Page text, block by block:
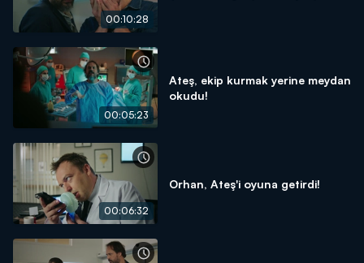
00:10:28
00:05:23
Ateş, ekip kurmak yerine meydan
okudu!
00:06:32
Orhan, Ateş'i oyuna getirdi!